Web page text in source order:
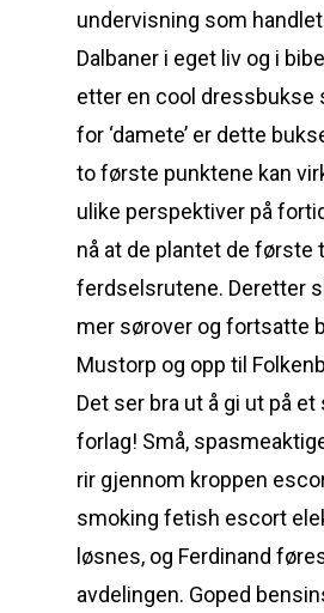
undervisning som
Dalbaner i eget liv og i
etter en cool dressbukse
for ‘damete’ er dette
to første punktene kan
ulike perspektiver på
nå at de plantet de
ferdselsrutene. Deretter
mer sørover og fortsatte
Mustorp og opp til
Det ser bra ut å gi ut på et
forlag! Små,
rir gjennom kroppen
smoking fetish escort
løsnes, og Ferdinand
avdelingen. Goped